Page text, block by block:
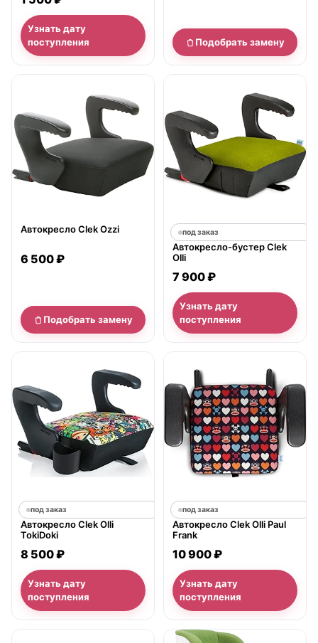
Узнать дату
поступления
Подобрать замену
Автокресло Clek Ozzi
6 500 ₽
Подобрать замену
под заказ
Автокресло-бустер Clek
Olli
7 900 ₽
Узнать дату
поступления
под заказ
Автокресло Clek Olli
TokiDoki
8 500 ₽
Узнать дату
поступления
под заказ
Автокресло Clek Olli Paul
Frank
10 900 ₽
Узнать дату
поступления